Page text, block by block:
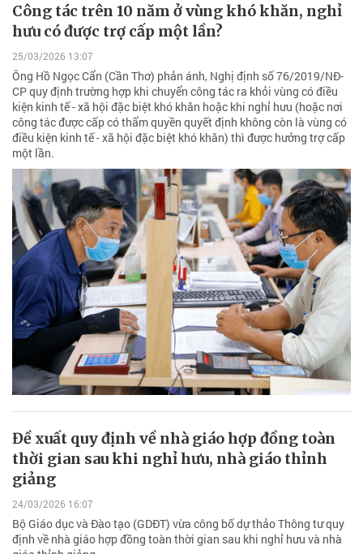
Công tác trên 10 năm ở vùng khó khăn, nghỉ
hưu có được trợ cấp một lần?
25/03/2026 13:07
Ông Hồ Ngọc Cẩn (Cần Thơ) phản ánh, Nghị định số 76/2019/NĐ-
CP quy định trường hợp khi chuyển công tác ra khỏi vùng có điều
kiện kinh tế - xã hội đặc biệt khó khăn hoặc khi nghỉ hưu (hoặc nơi
công tác được cấp có thẩm quyền quyết định không còn là vùng có
điều kiện kinh tế - xã hội đặc biệt khó khăn) thì được hưởng trợ cấp
một lần.
Đề xuất quy định về nhà giáo hợp đồng toàn
thời gian sau khi nghỉ hưu, nhà giáo thỉnh
giảng
24/03/2026 16:07
Bộ Giáo dục và Đào tạo (GDĐT) vừa công bố dự thảo Thông tư quy
định về nhà giáo hợp đồng toàn thời gian sau khi nghỉ hưu và nhà